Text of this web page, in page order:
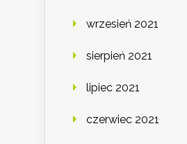
wrzesień 2021
sierpień 2021
lipiec 2021
czerwiec 2021